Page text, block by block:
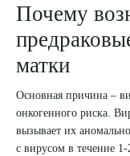
Почему
матки
Основная причина –
онкогенного риска.
вызывает их
с вирусом в течение 1-